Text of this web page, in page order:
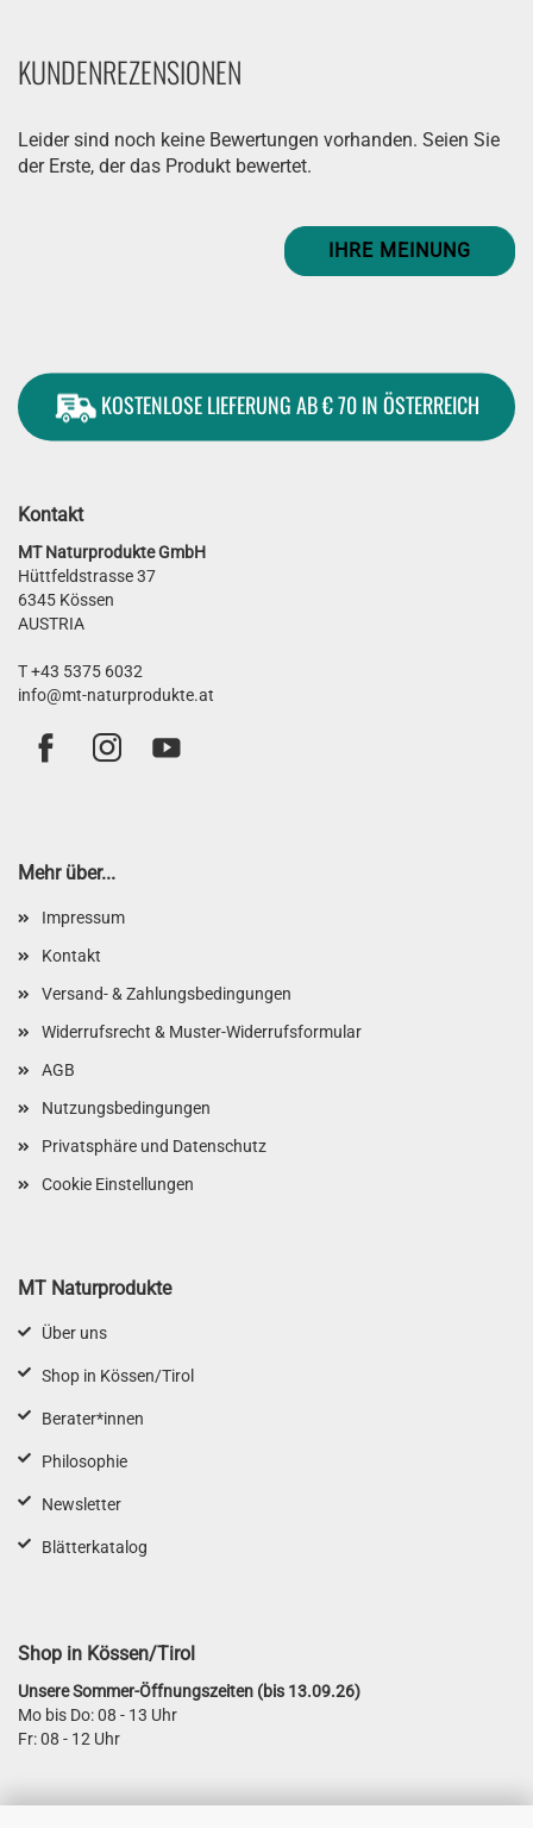
KUNDENREZENSIONEN
Leider sind noch keine Bewertungen vorhanden. Seien Sie
der Erste, der das Produkt bewertet.
IHRE MEINUNG
KOSTENLOSE LIEFERUNG AB € 70 IN ÖSTERREICH
Kontakt
MT Naturprodukte GmbH
Hüttfeldstrasse 37
6345 Kössen
AUSTRIA
T +43 5375 6032
info@mt-naturprodukte.at
Mehr über...
Impressum
Kontakt
Versand- & Zahlungsbedingungen
Widerrufsrecht & Muster-Widerrufsformular
AGB
Nutzungsbedingungen
Privatsphäre und Datenschutz
Cookie Einstellungen
MT Naturprodukte
Über uns
Shop in Kössen/Tirol
Berater*innen
Philosophie
Newsletter
Blätterkatalog
Shop in Kössen/Tirol
Unsere Sommer-Öffnungszeiten (bis 13.09.26)
Mo bis Do: 08 - 13 Uhr
Fr: 08 - 12 Uhr